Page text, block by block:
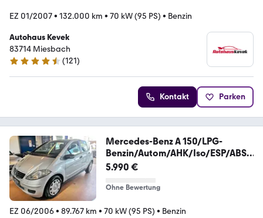
EZ 01/2007• 132.000 km • 70 kW (95 PS) • Benzin
Autohaus Kevek
83714 Miesbach
4.5 Sterne
(121)
Kontakt Parken
Mercedes-Benz A 150/LPG-
Benzin/Autom/AHK/Iso/ESP/ABS/
MFL
5.990 €
Ohne Bewertung
EZ 06/2006• 89.767 km • 70 kW (95 PS) • Benzin